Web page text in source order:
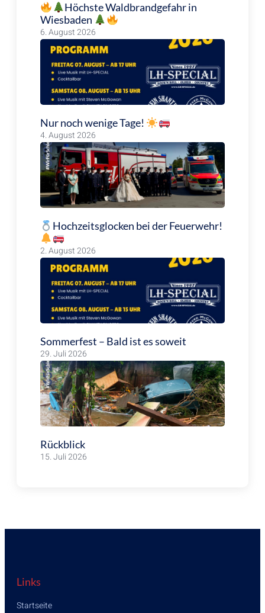
Höchste Waldbrandgefahr in
Wiesbaden
6. August 2026
Nur noch wenige Tage!
4. August 2026
Hochzeitsglocken bei der Feuerwehr!
2. August 2026
Sommerfest – Bald ist es soweit
29. Juli 2026
Rückblick
15. Juli 2026
Links
Startseite